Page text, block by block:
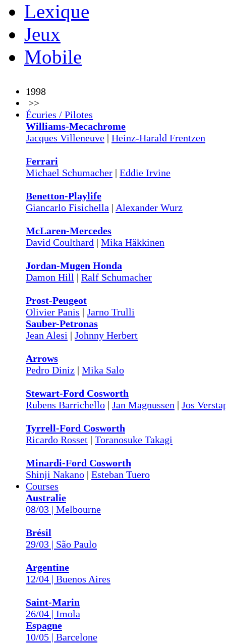
Lexique
Jeux
Mobile
1998
>>
Écuries / Pilotes
Williams-Mecachrome
Jacques Villeneuve | Heinz-Harald Frentzen
Ferrari
Michael Schumacher | Eddie Irvine
Benetton-Playlife
Giancarlo Fisichella | Alexander Wurz
McLaren-Mercedes
David Coulthard | Mika Häkkinen
Jordan-Mugen Honda
Damon Hill | Ralf Schumacher
Prost-Peugeot
Olivier Panis | Jarno Trulli
Sauber-Petronas
Jean Alesi | Johnny Herbert
Arrows
Pedro Diniz | Mika Salo
Stewart-Ford Cosworth
Rubens Barrichello | Jan Magnussen | Jos
Tyrrell-Ford Cosworth
Ricardo Rosset | Toranosuke Takagi
Minardi-Ford Cosworth
Shinji Nakano | Esteban Tuero
Courses
Australie
08/03 | Melbourne
Brésil
29/03 | São Paulo
Argentine
12/04 | Buenos Aires
Saint-Marin
26/04 | Imola
Espagne
10/05 | Barcelone